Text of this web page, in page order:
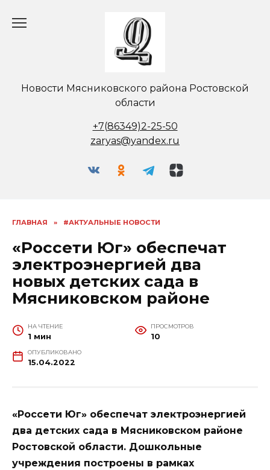
Новости Мясниковского района Ростовской
области
+7(86349)2-25-50
zaryas@yandex.ru
ГЛАВНАЯ » #АКТУАЛЬНЫЕ НОВОСТИ
«Россети Юг» обеспечат
электроэнергией два
новых детских сада в
Мясниковском районе
НА ЧТЕНИЕ
1 мин
ПРОСМОТРОВ
10
ОПУБЛИКОВАНО
15.04.2022
«Россети Юг» обеспечат электроэнергией
два детских сада в Мясниковском районе
Ростовской области. Дошкольные
учреждения построены в рамках